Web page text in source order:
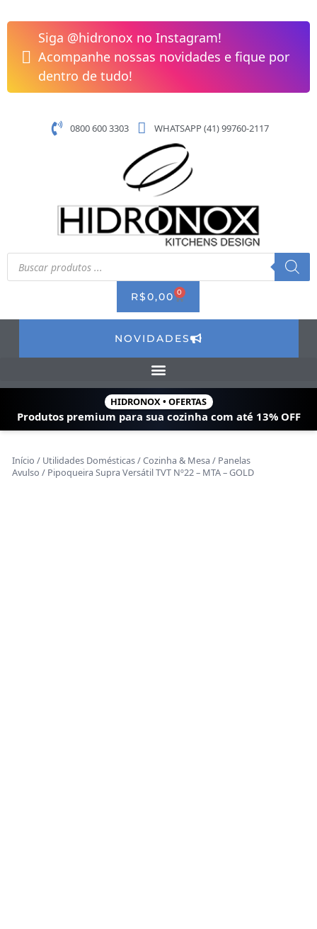
para
conteúdo
Siga @hidronox no Instagram!
Acompanhe nossas novidades e fique por
dentro de tudo!
0800 600 3303 WHATSAPP (41) 99760-2117
Pesquisar
produtos
R$0,00 0 CART
NOVIDADES
HIDRONOX • OFERTAS
Produtos premium para sua cozinha com até 13% OFF
Início / Utilidades Domésticas/Cozinha & Mesa / Panelas
Avulso / Pipoqueira Supra Versátil TVT Nº22 – MTA – GOLD